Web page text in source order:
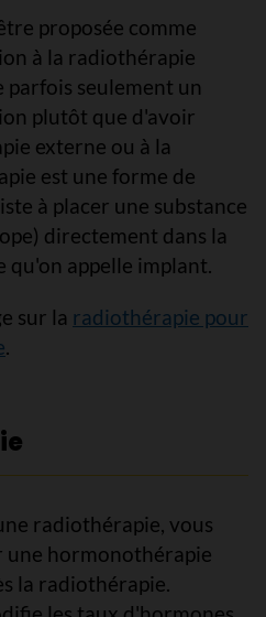
proposée comme
à la radiothérapie
seulement un
plutôt que d'avoir
externe ou à la
est une forme de
à placer une substance
directement dans la
qu'on appelle implant.
sur la radiothérapie pour
.
radiothérapie, vous
une hormonothérapie
la radiothérapie.